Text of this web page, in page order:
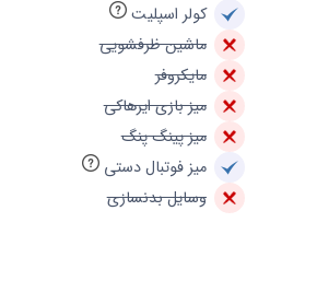
کولر اسپلیت
ماشین ظرفشویی
مایکروفر
میز بازی ایرهاکی
میز پینگ پنگ
میز فوتبال دستی
وسایل بدنسازی